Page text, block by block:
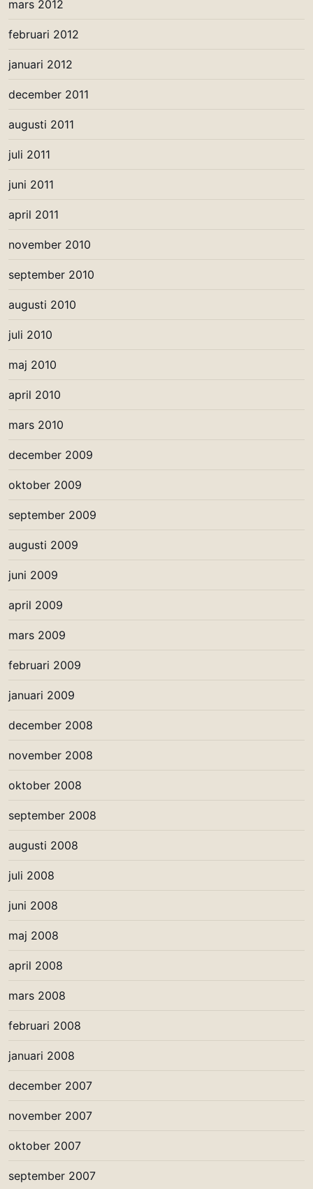
mars 2012
februari 2012
januari 2012
december 2011
augusti 2011
juli 2011
juni 2011
april 2011
november 2010
september 2010
augusti 2010
juli 2010
maj 2010
april 2010
mars 2010
december 2009
oktober 2009
september 2009
augusti 2009
juni 2009
april 2009
mars 2009
februari 2009
januari 2009
december 2008
november 2008
oktober 2008
september 2008
augusti 2008
juli 2008
juni 2008
maj 2008
april 2008
mars 2008
februari 2008
januari 2008
december 2007
november 2007
oktober 2007
september 2007